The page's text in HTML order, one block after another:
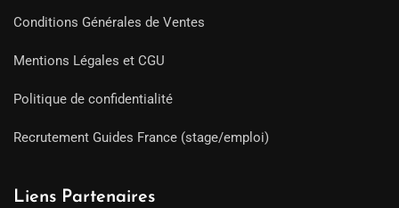
Conditions Générales de Ventes
Mentions Légales et CGU
Politique de confidentialité
Recrutement Guides France (stage/emploi)
Liens Partenaires